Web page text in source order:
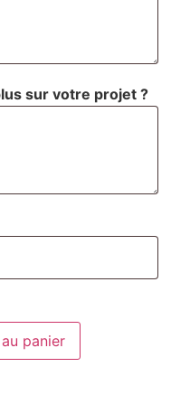
sur votre projet ?
panier